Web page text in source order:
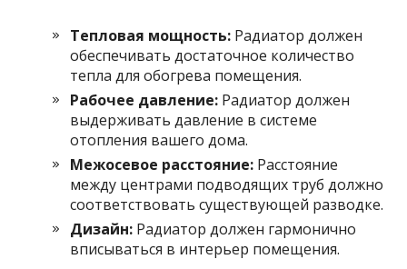
Тепловая мощность: Радиатор должен
обеспечивать достаточное количество
тепла для обогрева помещения.
Рабочее давление: Радиатор должен
выдерживать давление в системе
отопления вашего дома.
Межосевое расстояние: Расстояние
между центрами подводящих труб должно
соответствовать существующей разводке.
Дизайн: Радиатор должен гармонично
вписываться в интерьер помещения.